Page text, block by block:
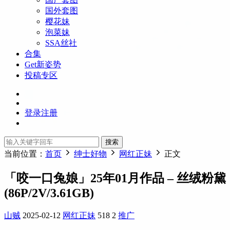
国外套图
樱花妹
泡菜妹
SSA丝社
合集
Get新姿势
投稿专区
登录注册
搜索
当前位置： 首页 绅士好物 网红正妹 正文
「咬一口兔娘」25年01月作品 – 丝绒粉黛
(86P/2V/3.61GB)
山贼 2025-02-12 网红正妹 518 2 推广